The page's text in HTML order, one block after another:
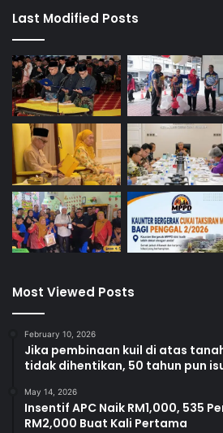
Last Modified Posts
Most Viewed Posts
February 10, 2026
Jika pembinaan kuil di atas
tidak dihentikan, 50 tahun pun
May 14, 2026
Insentif APC Naik RM1,000, 535
RM2,000 Buat Kali Pertama